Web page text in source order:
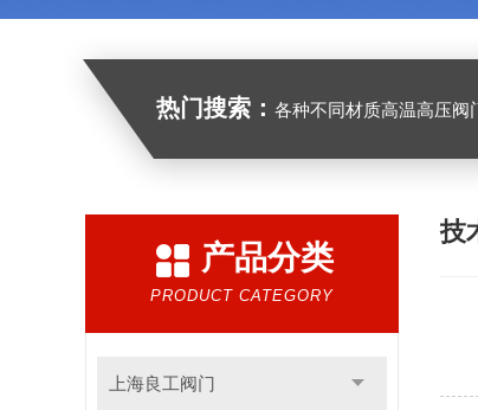
热门搜索： 各种不同材质高温高压阀门、
产品分类
PRODUCT CATEGORY
上海良工阀门
技